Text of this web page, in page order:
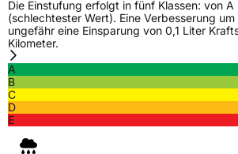
Die Einstufung erfolgt in fünf Klassen: von
(schlechtester Wert). Eine Verbesserung
ungefähr eine Einsparung von 0,1 Liter
Kilometer.
A
B
C
D
E